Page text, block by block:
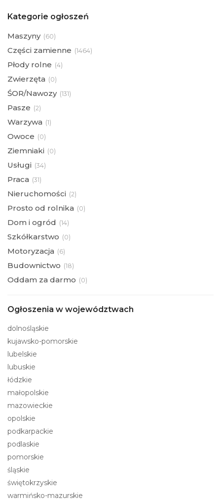
Kategorie ogłoszeń
Maszyny (60)
Części zamienne (1464)
Płody rolne (4)
Zwierzęta (0)
ŚOR/Nawozy (131)
Pasze (2)
Warzywa (1)
Owoce (0)
Ziemniaki (0)
Usługi (34)
Praca (31)
Nieruchomości (2)
Prosto od rolnika (0)
Dom i ogród (14)
Szkółkarstwo (0)
Motoryzacja (6)
Budownictwo (18)
Oddam za darmo (0)
Ogłoszenia w województwach
dolnośląskie
kujawsko-pomorskie
lubelskie
lubuskie
łódzkie
małopolskie
mazowieckie
opolskie
podkarpackie
podlaskie
pomorskie
śląskie
świętokrzyskie
warmińsko-mazurskie